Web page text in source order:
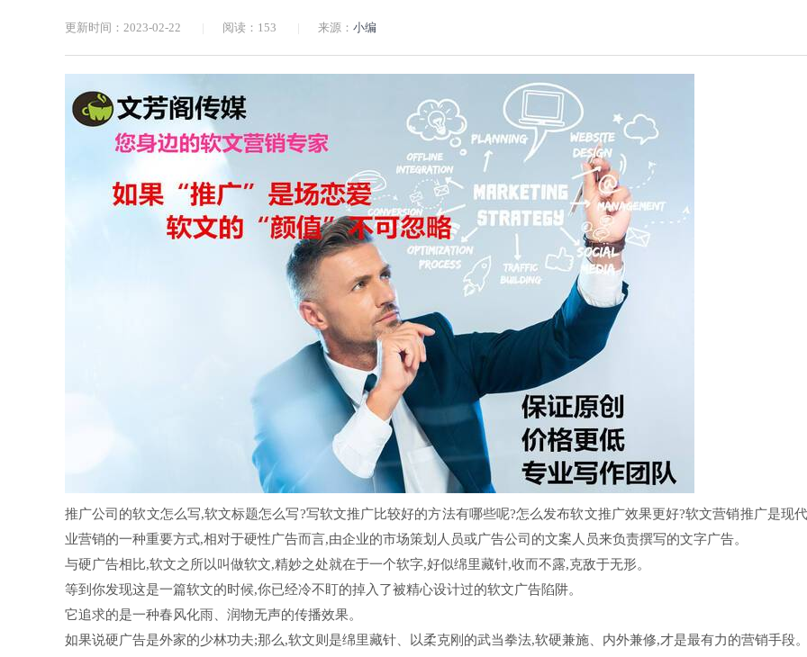
更新时间：2023-02-22 阅读： 153 来源： 小编
推广公司的软文怎么写,软文标题怎么写?写软文推广比较好的方法有哪些呢?怎么发布软文推广效果更好?软文营销推广是现
业营销的一种重要方式,相对于硬性广告而言,由企业的市场策划人员或广告公司的文案人员来负责撰写的文字广告。
与硬广告相比,软文之所以叫做软文,精妙之处就在于一个软字,好似绵里藏针,收而不露,克敌于无形。
等到你发现这是一篇软文的时候,你已经冷不盯的掉入了被精心设计过的软文广告陷阱。
它追求的是一种春风化雨、润物无声的传播效果。
如果说硬广告是外家的少林功夫;那么,软文则是绵里藏针、以柔克刚的武当拳法,软硬兼施、内外兼修,才是最有力的营销手段。